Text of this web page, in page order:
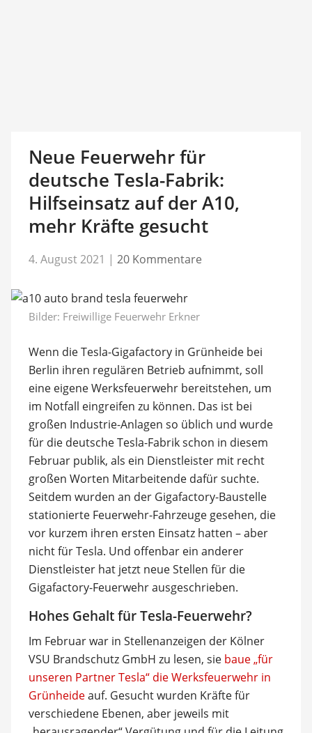
Neue Feuerwehr für
deutsche Tesla-Fabrik:
Hilfseinsatz auf der A10,
mehr Kräfte gesucht
4. August 2021 | 20 Kommentare
Bilder: Freiwillige Feuerwehr Erkner
Wenn die Tesla-Gigafactory in Grünheide bei
Berlin ihren regulären Betrieb aufnimmt, soll
eine eigene Werksfeuerwehr bereitstehen, um
im Notfall eingreifen zu können. Das ist bei
großen Industrie-Anlagen so üblich und wurde
für die deutsche Tesla-Fabrik schon in diesem
Februar publik, als ein Dienstleister mit recht
großen Worten Mitarbeitende dafür suchte.
Seitdem wurden an der Gigafactory-Baustelle
stationierte Feuerwehr-Fahrzeuge gesehen, die
vor kurzem ihren ersten Einsatz hatten – aber
nicht für Tesla. Und offenbar ein anderer
Dienstleister hat jetzt neue Stellen für die
Gigafactory-Feuerwehr ausgeschrieben.
Hohes Gehalt für Tesla-Feuerwehr?
Im Februar war in Stellenanzeigen der Kölner
VSU Brandschutz GmbH zu lesen, sie baue „für
unseren Partner Tesla“ die Werksfeuerwehr in
Grünheideauf. Gesucht wurden Kräfte für
verschiedene Ebenen, aber jeweils mit